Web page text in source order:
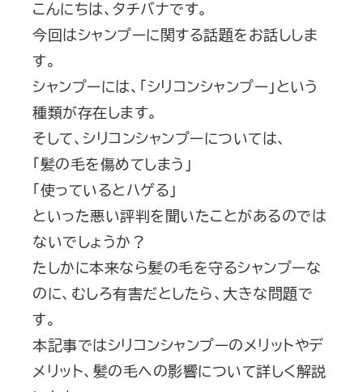
こんにちは、タチバナです。
今回はシャンプーに関する話題をお話ししま
す。
シャンプーには、「シリコンシャンプー」という
種類が存在します。
そして、シリコンシャンプーについては、
「髪の毛を傷めてしまう」
「使っているとハゲる」
といった悪い評判を聞いたことがあるのでは
ないでしょうか？
たしかに本来なら髪の毛を守るシャンプーな
のに、むしろ有害だとしたら、大きな問題で
す。
本記事ではシリコンシャンプーのメリットやデ
メリット、髪の毛への影響について詳しく解説